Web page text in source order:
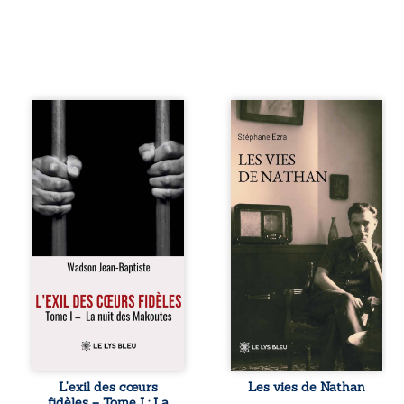
« Une nuit suffit
parfois pour briser
une famille… mais
certaines fidélités
traversent les
années. » Haïti,
sous la dictature
des Duvalier. La
peur s’étend
jusque dans les
villages les plus
reculés. À Bainet,
Jean-Joël Joli
mène une
avec sa famille.
respecté, il refuse
pourtant de
L’exil des cœurs
Les vies de
Nathan est un
né en trois jours,
au printemps
2026. Pour la
première fois,
Stéphane Ezra,
médium, a pu
communiquer
avec son père,
disparu depuis
plus de vingt ans
et qu’il n’a jamais
connu. De ce
dialogue par-delà
la mort naissent
des poèmes qui
retracent une vie
Les vies de Nathan